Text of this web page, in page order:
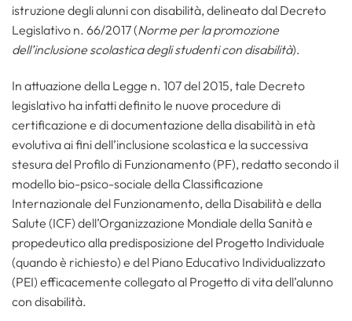
istruzione degli alunni con disabilità, delineato dal Decreto
Legislativo n. 66/2017 (Norme per la promozione
dell’inclusione scolastica degli studenti con disabilità).
In attuazione della Legge n. 107 del 2015, tale Decreto
legislativo ha infatti definito le nuove procedure di
certificazione e di documentazione della disabilità in età
evolutiva ai fini dell’inclusione scolastica e la successiva
stesura del Profilo di Funzionamento (PF), redatto secondo il
modello bio-psico-sociale della Classificazione
Internazionale del Funzionamento, della Disabilità e della
Salute (ICF) dell’Organizzazione Mondiale della Sanità e
propedeutico alla predisposizione del Progetto Individuale
(quando è richiesto) e del Piano Educativo Individualizzato
(PEI) efficacemente collegato al Progetto di vita dell’alunno
con disabilità.